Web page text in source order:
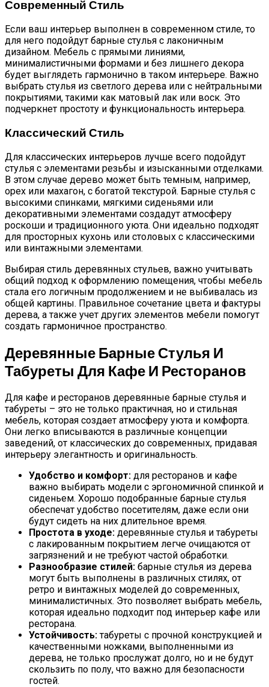
Современный Стиль
Если ваш интерьер выполнен в современном стиле, то
для него подойдут барные стулья с лаконичным
дизайном. Мебель с прямыми линиями,
минималистичными формами и без лишнего декора
будет выглядеть гармонично в таком интерьере. Важно
выбрать стулья из светлого дерева или с нейтральными
покрытиями, такими как матовый лак или воск. Это
подчеркнет простоту и функциональность интерьера.
Классический Стиль
Для классических интерьеров лучше всего подойдут
стулья с элементами резьбы и изысканными отделками.
В этом случае дерево может быть темным, например,
орех или махагон, с богатой текстурой. Барные стулья с
высокими спинками, мягкими сиденьями или
декоративными элементами создадут атмосферу
роскоши и традиционного уюта. Они идеально подходят
для просторных кухонь или столовых с классическими
или винтажными элементами.
Выбирая стиль деревянных стульев, важно учитывать
общий подход к оформлению помещения, чтобы мебель
стала его логичным продолжением и не выбивалась из
общей картины. Правильное сочетание цвета и фактуры
дерева, а также учет других элементов мебели помогут
создать гармоничное пространство.
Деревянные Барные Стулья И
Табуреты Для Кафе И Ресторанов
Для кафе и ресторанов деревянные барные стулья и
табуреты – это не только практичная, но и стильная
мебель, которая создает атмосферу уюта и комфорта.
Они легко вписываются в различные концепции
заведений, от классических до современных, придавая
интерьеру элегантность и оригинальность.
Удобство и комфорт: для ресторанов и кафе
важно выбирать модели с эргономичной спинкой и
сиденьем. Хорошо подобранные барные стулья
обеспечат удобство посетителям, даже если они
будут сидеть на них длительное время.
Простота в уходе: деревянные стулья и табуреты
с лакированным покрытием легче очищаются от
загрязнений и не требуют частой обработки.
Разнообразие стилей: барные стулья из дерева
могут быть выполнены в различных стилях, от
ретро и винтажных моделей до современных,
минималистичных. Это позволяет выбрать мебель,
которая идеально подходит под интерьер кафе или
ресторана.
Устойчивость:табуреты с прочной конструкцией и
качественными ножками, выполненными из
дерева, не только прослужат долго, но и не будут
скользить по полу, что важно для безопасности
гостей.